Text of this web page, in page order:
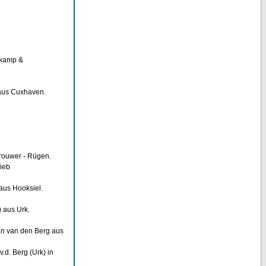
&
Cuxhaven.
- Rügen.
Hooksiel.
aus Urk.
van den Berg aus
Berg (Urk) in